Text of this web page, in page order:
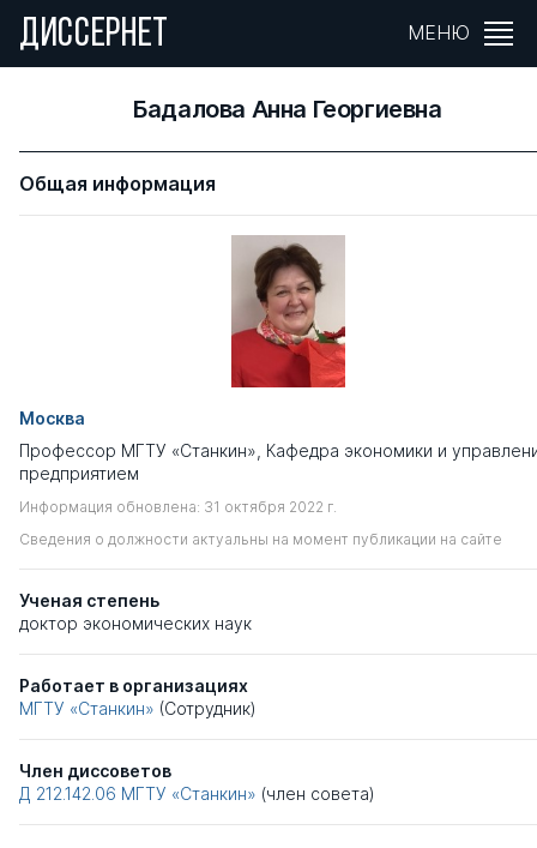
ДИССЕРНЕТ МЕНЮ
Бадалова Анна Георгиевна
Общая информация
Москва
Профессор МГТУ «Станкин», Кафедра экономики и
предприятием
Информация обновлена: 31 октября 2022 г.
Сведения о должности актуальны на момент публикации на сайте
Ученая степень
доктор экономических наук
Работает в организациях
МГТУ «Станкин» (Сотрудник)
Член диссоветов
Д 212.142.06 МГТУ «Станкин» (член совета)